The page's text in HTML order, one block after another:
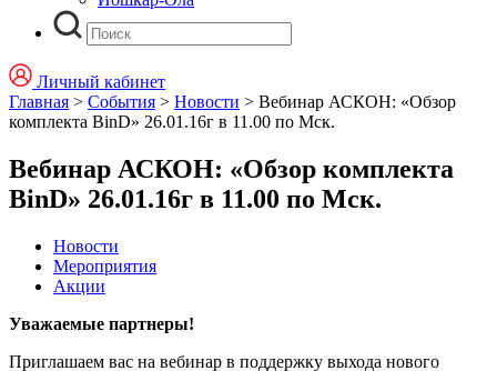
Личный кабинет
Главная > События > Новости > Вебинар АСКОН: «Обзор
комплекта BinD» 26.01.16г в 11.00 по Мск.
Вебинар АСКОН: «Обзор комплекта
BinD» 26.01.16г в 11.00 по Мск.
Новости
Мероприятия
Акции
Уважаемые партнеры!
Приглашаем вас на вебинар в поддержку выхода нового